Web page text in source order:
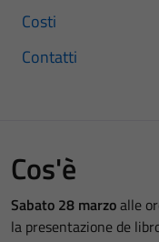
Costi
Contatti
Cos'è
Sabato 28 marzoalle
la presentazione de